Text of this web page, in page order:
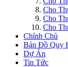
Cho
Cho
Cho
Chính Chủ
Bản Đồ Quy
Dự Án
Tin Tức